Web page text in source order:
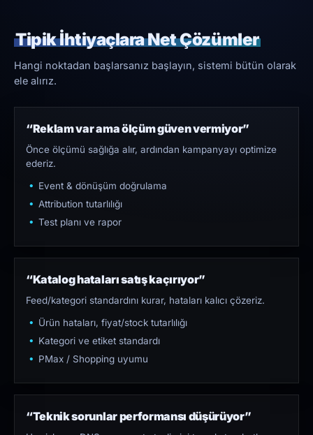
Tipik İhtiyaçlara Net Çözümler
Hangi noktadan başlarsanız başlayın, sistemi bütün olarak
ele alırız.
“Reklam var ama ölçüm güven vermiyor”
Önce ölçümü sağlığa alır, ardından kampanyayı optimize
ederiz.
Event & dönüşüm doğrulama
Attribution tutarlılığı
Test planı ve rapor
“Katalog hataları satış kaçırıyor”
Feed/kategori standardını kurar, hataları kalıcı çözeriz.
Ürün hataları, fiyat/stock tutarlılığı
Kategori ve etiket standardı
PMax / Shopping uyumu
“Teknik sorunlar performansı düşürüyor”